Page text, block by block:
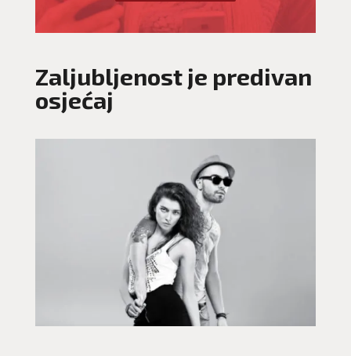
Zaljubljenost je predivan
osjećaj